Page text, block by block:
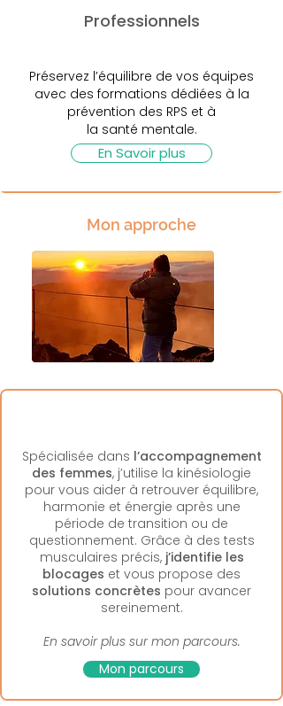
Professionnels
Préservez l’équilibre de vos équipes
avec des formations dédiées à la
prévention des RPS et à
la santé mentale.
En Savoir plus
Mon approche
Spécialisée dans l’accompagnement
des femmes, j’utilise la kinésiologie
pour vous aider à retrouver équilibre,
harmonie et énergie après une
période de transition ou de
questionnement. Grâce à des tests
musculaires précis, j’identifie les
blocages et vous propose des
solutions concrètes pour avancer
sereinement.
En savoir plus sur mon parcours.
Mon parcours